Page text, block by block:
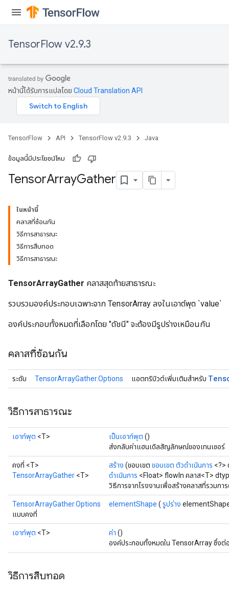
TensorFlow v2.9.3
หน้านี้ได้รับการแปลโดย Cloud Translation API
TensorFlow API TensorFlow v2.9.3 Java
ข้อมูลนี้มีประโยชน์ไหม
TensorArrayGather
ในหน้านี้
คลาสที่ซ้อนกัน
วิธีการสาธารณะ
วิธีการสืบทอด
วิธีการสาธารณะ
TensorArrayGather คลาสสุดท้ายสาธารณะ
รวบรวมองค์ประกอบเฉพาะจาก TensorArray ลงในเอาต์พุต `value`
องค์ประกอบทั้งหมดที่เลือกโดย "ดัชนี" จะต้องมีรูปร่างเหมือนกัน
คลาสที่ซ้อนกัน
ระดับ TensorArrayGather.Options แอตทริบิวต์เพิ่มเติมสำหรับ
วิธีการสาธารณะ
เอาท์พุต <T> เป็นเอาท์พุต ()
ส่งกลับค่าแฮนเดิลสัญลักษณ์ของเทนเซอร์
คงที่ <T>
TensorArrayGather <T>
สร้าง (ขอบเขต ขอบเขต ตัวดำเนินการ <?>
ดำเนินการ <Float> flowIn คลาส<T>
วิธีการจากโรงงานเพื่อสร้างคลาสที่รวมก
TensorArrayGather.Options
แบบคงที่
elementShape ( รูปร่าง
เอาท์พุต <T> ค่า ()
องค์ประกอบทั้งหมดใน TensorArray ซึ่งต่
วิธีการสืบทอด